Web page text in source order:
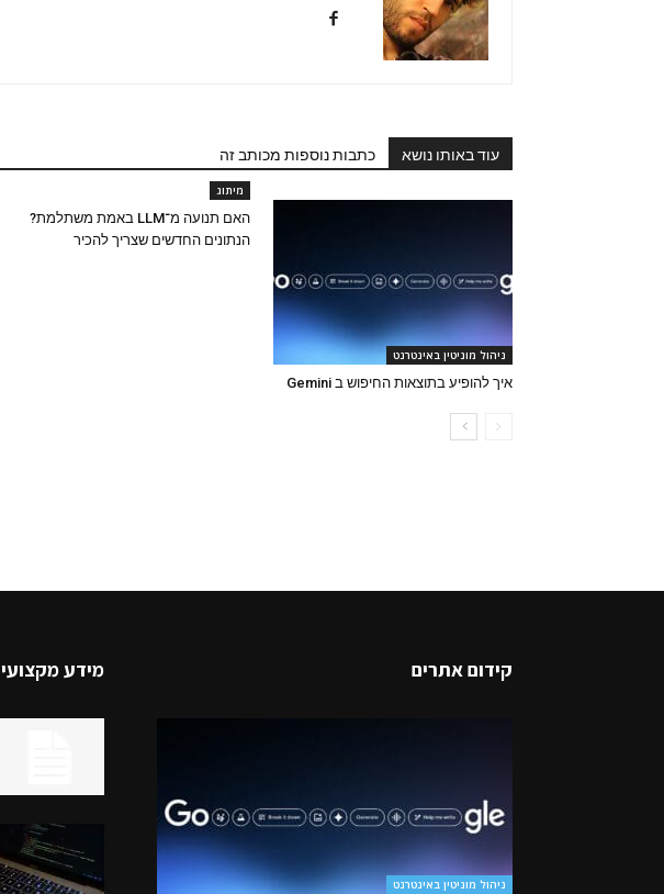
עוד באותו נושא כתבות נוספות מכותב זה
ניהול מוניטין באינטרנט
איך להופיע בתוצאות החיפוש ב Gemini
מיתוג
האם תנועה מ־LLM באמת משתלמת?
הנתונים החדשים שצריך להכיר
קידום אתרים
ניהול מוניטין באינטרנט
מידע מקצועי